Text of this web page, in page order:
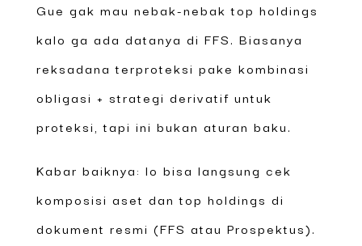
Gue gak mau nebak-nebak top holdings
kalo ga ada datanya di FFS. Biasanya
reksadana terproteksi pake kombinasi
obligasi + strategi derivatif untuk
proteksi, tapi ini bukan aturan baku.
Kabar baiknya: lo bisa langsung cek
komposisi aset dan top holdings di
dokument resmi (FFS atau Prospektus).